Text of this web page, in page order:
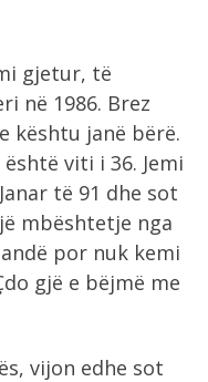
gjetur, të
në 1986. Brez
kështu janë bërë.
viti i 36. Jemi
të 91 dhe sot
mbështetje nga
por nuk kemi
gjë e bëjmë me
vijon edhe sot